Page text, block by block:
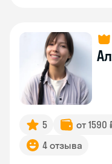
5 от 1590
4 отзыва